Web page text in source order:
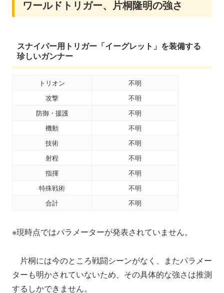
ワールドトリガー、片桐隆明の強さ
スナイパー用トリガー「イーグレット」を装備する
珍しいガンナー
トリオン
不明
攻撃
不明
防御・援護
不明
機動
不明
技術
不明
射程
不明
指揮
不明
特殊戦術
不明
合計
不明
※現時点ではパラメーターが発表されていません。
片桐には今のところ戦闘シーンがなく、またパラメー
ターも明かされていないため、その具体的な強さは推測
するしかできません。